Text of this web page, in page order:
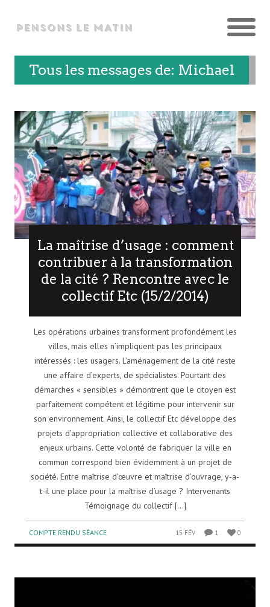
Tous les messages de: Michael
La maîtrise d’usage : comment
contribuer à la transformation
de la cité ? Rencontre avec le
collectif Etc (15/2/2014)
Les opérations urbaines transforment profondément les
villes, mais elles n’impliquent pas les principaux
intéressés : les usagers. L’aménagement de la cité reste
une affaire d’experts, de spécialistes. Pourtant des
démarches « sensibles » démontrent que le citoyen est
parfaitement compétent et légitime pour intervenir sur
son environnement. Ainsi, le collectif Etc développe des
projets d’appropriation collective et collaborative des
enjeux urbains. Cette volonté de fabriquer la ville en
commun correspond bien évidemment à un projet de
société. Entre maîtrise d’œuvre et maîtrise d’ouvrage, y-a-
t-il une place pour la maîtrise d’usage ? Intervenants
Témoignage du collectif [...]
COMPTE RENDU SÉANCE 15 FÉV 1 0